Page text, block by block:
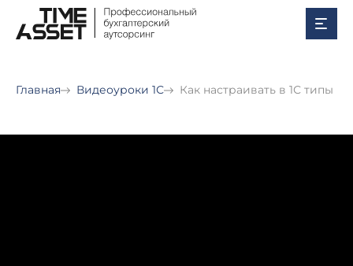
Главная Видеоуроки 1С Как настраивать в 1С типы